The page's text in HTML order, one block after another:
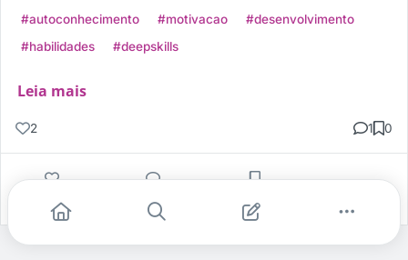
#autoconhecimento #motivacao
#desenvolvimento
#habilidades
#deepskills
Leia mais
2 1 0
Gostei Comentar Salvar